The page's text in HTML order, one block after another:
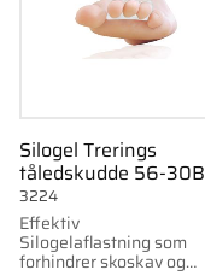
Silogel Trerings
tåledskudde 56-30B
Effektiv
Silogelaflastning som
forhindrer skoskav og
3224